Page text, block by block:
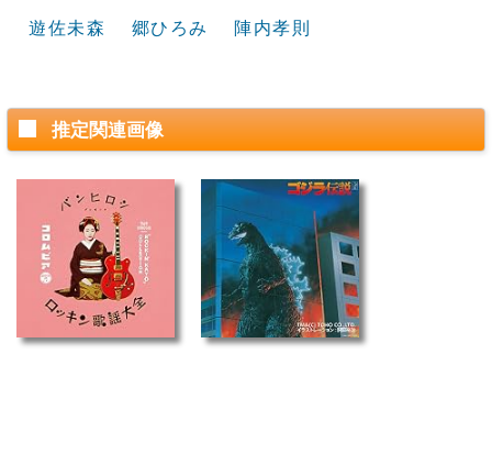
遊佐未森 郷ひろみ 陣内孝則
推定関連画像